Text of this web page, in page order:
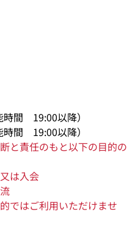
時間 19:00以降）
時間 19:00以降）
と責任のもと以下の目的の
は入会
ではご利用いただけませ